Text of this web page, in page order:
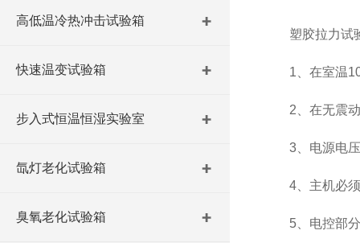
高低温冷热冲击试验箱
快速温变试验箱
步入式恒温恒湿实验室
氙灯老化试验箱
臭氧老化试验箱
塑胶拉力试
1、在室温
2、在无震动
3、电源电压
4、主机必须
5、电控部分